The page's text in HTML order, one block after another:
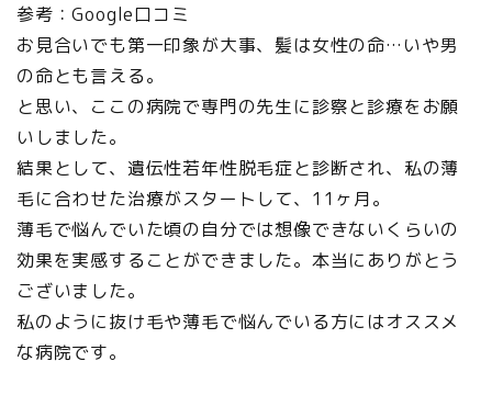
参考：Google口コミ
お見合いでも第一印象が大事、髪は女性の命…いや男
の命とも言える。
と思い、ここの病院で専門の先生に診察と診療をお願
いしました。
結果として、遺伝性若年性脱毛症と診断され、私の薄
毛に合わせた治療がスタートして、11ヶ月。
薄毛で悩んでいた頃の自分では想像できないくらいの
効果を実感することができました。本当にありがとう
ございました。
私のように抜け毛や薄毛で悩んでいる方にはオススメ
な病院です。